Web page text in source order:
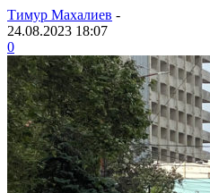
Тимур Махалиев -
24.08.2023 18:07
0